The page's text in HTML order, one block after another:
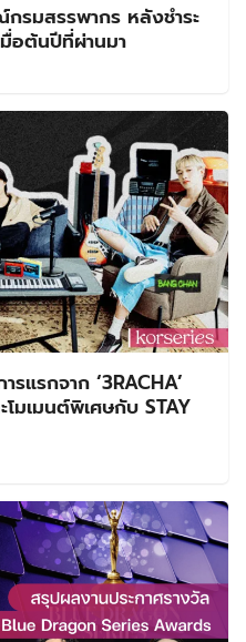
รมสรรพากร หลังชำระ
อต้นปีที่ผ่านมา
รแรกจาก ‘3RACHA’
มเมนต์พิเศษกับ STAY